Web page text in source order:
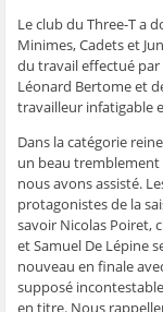
Le club du Three-T a
Minimes, Cadets et
du travail effectué
Léonard Bertome et
travailleur infatigable
Dans la catégorie
un beau
nous avons assisté.
protagonistes de la
savoir Nicolas Poiret,
et Samuel De Lépine
nouveau en finale
supposé
en titre. Nous